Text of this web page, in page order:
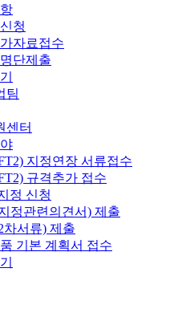
청
자료접수
단제출
팀
센터
지정연장 서류접수
규격추가 접수
정 신청
정관련의견서) 제출
차서류) 제출
기본 계획서 접수